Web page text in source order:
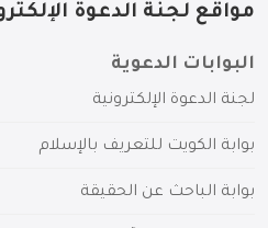
مواقع لجنة الدعوة
البوابات الدعوية
لجنة الدعوة الإلكترونية
بوابة الكويت للتعريف بالإسلام
بوابة الباحث عن الحقيقة